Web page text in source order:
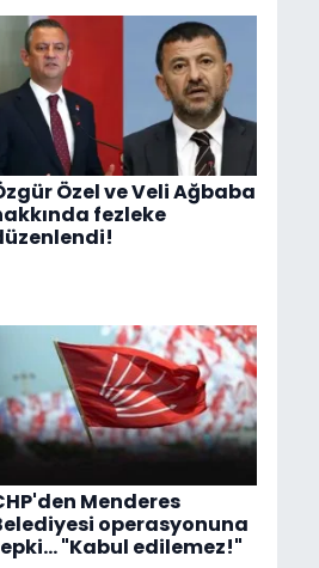
Özel ve Veli Ağbaba
fezleke
Menderes
operasyonuna
"Kabul edilemez!"